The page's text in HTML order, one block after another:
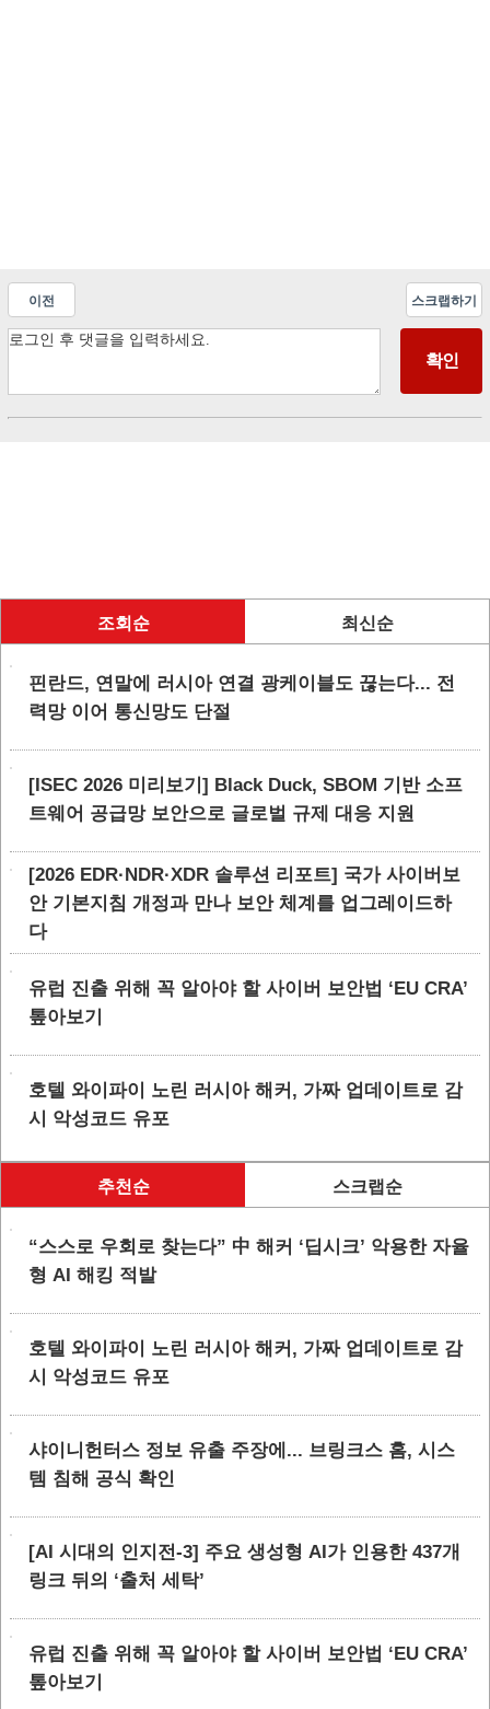
이전 스크랩하기
조회순 최신순
핀란드, 연말에 러시아 연결 광케이블도 끊는다... 전
력망 이어 통신망도 단절
[ISEC 2026 미리보기] Black Duck, SBOM 기반 소프
트웨어 공급망 보안으로 글로벌 규제 대응 지원
[2026 EDR·NDR·XDR 솔루션 리포트] 국가 사이버보
안 기본지침 개정과 만나 보안 체계를 업그레이드하
다
유럽 진출 위해 꼭 알아야 할 사이버 보안법 ‘EU CRA’
톺아보기
호텔 와이파이 노린 러시아 해커, 가짜 업데이트로 감
시 악성코드 유포
추천순 스크랩순
“스스로 우회로 찾는다” 中 해커 ‘딥시크’ 악용한 자율
형 AI 해킹 적발
호텔 와이파이 노린 러시아 해커, 가짜 업데이트로 감
시 악성코드 유포
샤이니헌터스 정보 유출 주장에... 브링크스 홈, 시스
템 침해 공식 확인
[AI 시대의 인지전-3] 주요 생성형 AI가 인용한 437개
링크 뒤의 ‘출처 세탁’
유럽 진출 위해 꼭 알아야 할 사이버 보안법 ‘EU CRA’
톺아보기